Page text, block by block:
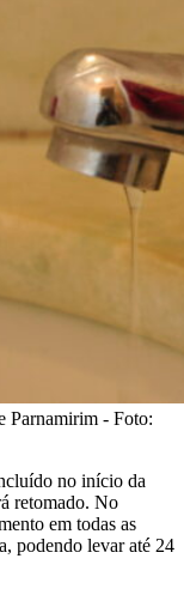
Parnamirim - Foto:
no início da
retomado. No
em todas as
podendo levar até 24